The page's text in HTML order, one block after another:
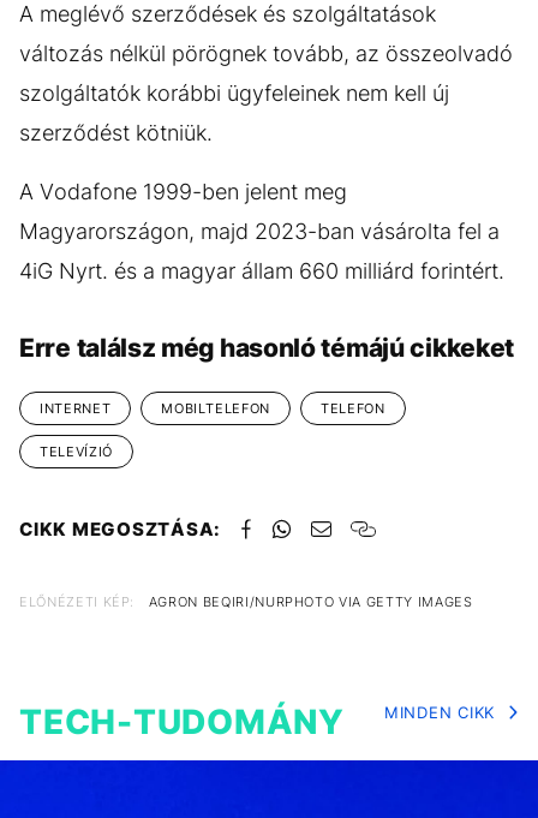
A meglévő szerződések és szolgáltatások
változás nélkül pörögnek tovább, az összeolvadó
szolgáltatók korábbi ügyfeleinek nem kell új
szerződést kötniük.
A Vodafone 1999-ben jelent meg
Magyarországon, majd 2023-ban vásárolta fel a
4iG Nyrt. és a magyar állam 660 milliárd forintért.
Erre találsz még hasonló témájú cikkeket
INTERNET MOBILTELEFON TELEFON
TELEVÍZIÓ
CIKK MEGOSZTÁSA:
ELŐNÉZETI KÉP: AGRON BEQIRI/NURPHOTO VIA GETTY IMAGES
TECH-TUDOMÁNY MINDEN CIKK